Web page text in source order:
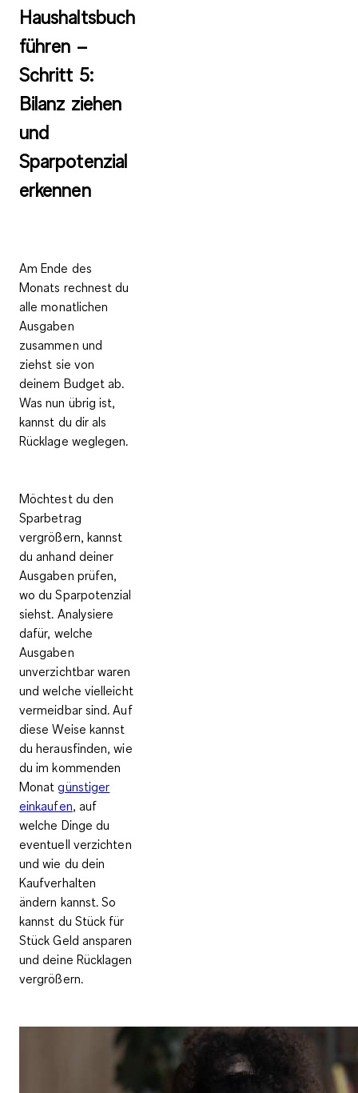
Haushaltsbuch
führen –
Schritt 5:
Bilanz ziehen
und
Sparpotenzial
erkennen
Am Ende des
Monats rechnest du
alle monatlichen
Ausgaben
zusammen und
ziehst sie von
deinem Budget ab.
Was nun übrig ist,
kannst du dirals
Rücklage weglegen.
Möchtest du den
Sparbetrag
vergrößern, kannst
du anhand deiner
Ausgaben prüfen,
wo duSparpotenzial
siehst. Analysiere
dafür, welche
Ausgaben
unverzichtbar waren
und welche vielleicht
vermeidbar sind. Auf
diese Weise kannst
du herausfinden, wie
du im kommenden
Monatgünstiger
einkaufen, auf
welche Dinge du
eventuell verzichten
und wie du dein
Kaufverhalten
ändern kannst. So
kannst du Stück für
Stück Geld ansparen
und deine Rücklagen
vergrößern.